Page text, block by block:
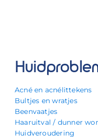
Acné en acnélittekens
Bultjes en wratjes
Beenvaatjes
Haaruitval / dunner
Huidveroudering